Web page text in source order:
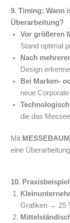
9. Timing: Wann
Überarbeitung?
Vor größeren
Stand optimal
Nach
Design
Bei Marken-
neue
die das
Mit
eine
10.
Grafiken → 25